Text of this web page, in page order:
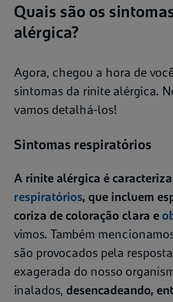
Quais são os
alérgica?
Agora, chegou a hora de
sintomas da rinite alérgica.
vamos detalhá-los!
Sintomas respiratórios
A rinite alérgica é
respiratórios, que incluem
coriza de coloração clara e
vimos. Também
são provocados pela
exagerada do nosso
inalados, desencadeando,